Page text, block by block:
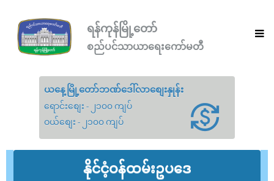
ရန်ကုန်မြို့တော်
စည်ပင်သာယာရေးကော်မတီ
ယနေ့မြို့တော်ဘဏ်ဒေါ်လာစျေးနှုန်း
ရောင်းစျေး - ၂၁၀၀ ကျပ်
ဝယ်စျေး - ၂၁၀၀ ကျပ်
နိုင်ငံ့ဝန်ထမ်းဥပဒေ